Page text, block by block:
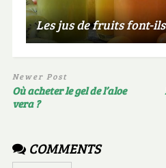
Les jus de fruits font-
Newer Post
Où acheter le gel de l’aloe
vera ?
COMMENTS